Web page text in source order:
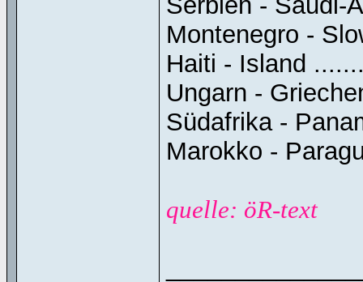
Montenegro -
Haiti - Island
Ungarn -
Südafrika -
Marokko -
quelle: öR-text